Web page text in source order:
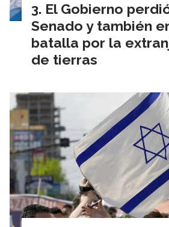
El Gobierno
Senado y también
batalla por la
de tierras